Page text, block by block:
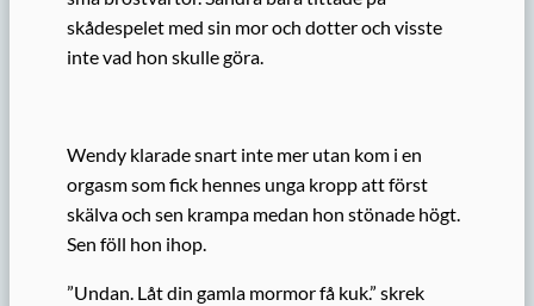
skådespelet med sin mor och dotter och visste
inte vad hon skulle göra.
Wendy klarade snart inte mer utan kom i en
orgasm som fick hennes unga kropp att först
skälva och sen krampa medan hon stönade högt.
Sen föll hon ihop.
”Undan. Låt din gamla mormor få kuk.” skrek